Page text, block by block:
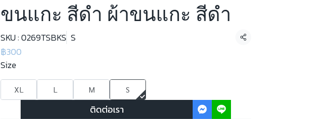
ขนแกะ สีดำ ผ้าขนแกะ สีดำ
SKU : 0269TSBKS S แชร์
฿300
Size
XL L M S
ติดต่อเรา